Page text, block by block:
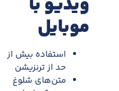
موبایل
استفاده بیش از
حد از ترنزیشن
متن‌های شلوغ